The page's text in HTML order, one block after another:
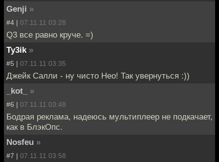
Genji »
#4 | 07.11.11 03:28
Q3 все равно круче. =)
Ty3ik »
#5 | 07.11.11 03:35
Джейк Салли - ну чисто Нео! Так увернуться :))
_kot_
»
#6 | 07.11.11 03:48
Бодрая реклама, надеюсь мультиплеер не подкачает,
как в БлэкОпс.
Nosfeu »
#7 | 07.11.11 03:58